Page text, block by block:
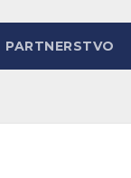
PARTNERSTVO